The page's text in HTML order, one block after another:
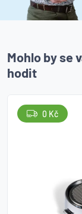
Mohlo by se
hodit
0 Kč